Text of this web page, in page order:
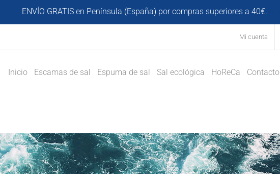
ENVÍO GRATIS en Península (España) por compras superiores a 40€.
Mi cuenta
Inicio Escamas de sal Espuma de sal Sal ecológica HoReCa Contacto